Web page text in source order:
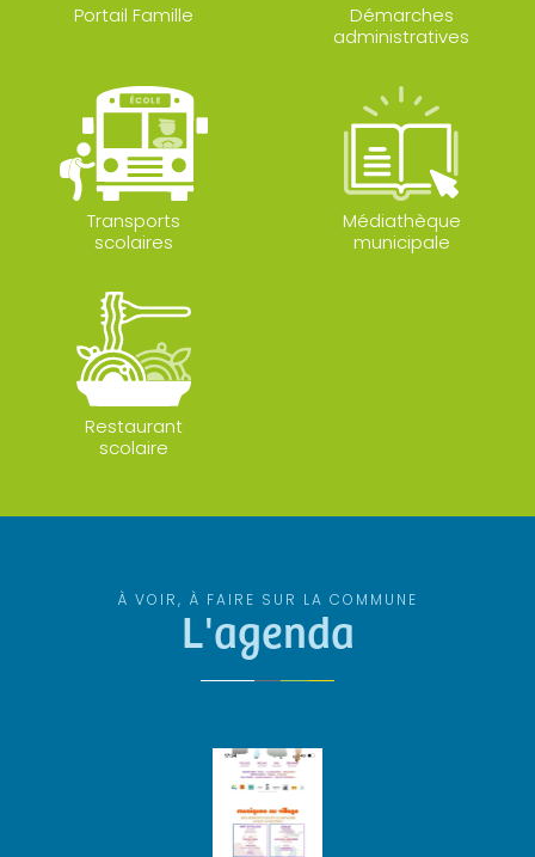
Portail Famille
Démarches
administratives
Transports
scolaires
Médiathèque
municipale
Restaurant
scolaire
À VOIR, À FAIRE SUR LA COMMUNE
L'agenda